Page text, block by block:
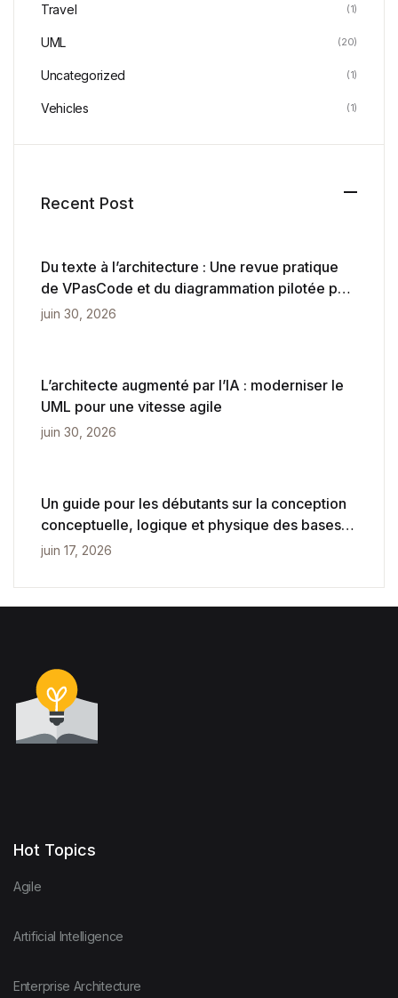
Travel (1)
UML (20)
Uncategorized (1)
Vehicles (1)
Recent Post
Du texte à l’architecture : Une revue pratique
de VPasCode et du diagrammation pilotée par
l’IA
juin 30, 2026
L’architecte augmenté par l’IA : moderniser le
UML pour une vitesse agile
juin 30, 2026
Un guide pour les débutants sur la conception
conceptuelle, logique et physique des bases
de données
juin 17, 2026
Hot Topics
Agile
Artificial Intelligence
Enterprise Architecture